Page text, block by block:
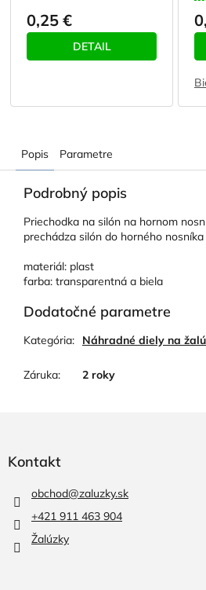
0,25 €
DETAIL
Popis Parametre
Podrobný popis
Priechodka na silón na hornom
prechádza silón do horného nosníka
materiál: plast
farba: transparentná a biela
Dodatočné parametre
Kategória: Náhradné diely na
Záruka: 2 roky
Kontakt
obchod@zaluzky.sk
+421 911 463 904
Žalúzky